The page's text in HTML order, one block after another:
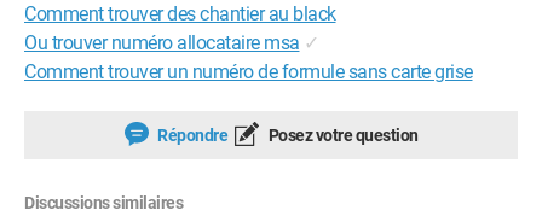
Comment trouver des chantier au black
Ou trouver numéro allocataire msa ✓
Comment trouver un numéro de formule sans carte grise
Répondre Posez votre question
Discussions similaires